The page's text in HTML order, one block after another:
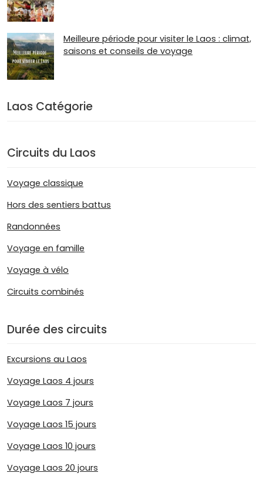
Meilleure période pour visiter le Laos : climat,
saisons et conseils de voyage
Laos Catégorie
Circuits du Laos
Voyage classique
Hors des sentiers battus
Randonnées
Voyage en famille
Voyage à vélo
Circuits combinés
Durée des circuits
Excursions au Laos
Voyage Laos 4 jours
Voyage Laos 7 jours
Voyage Laos 15 jours
Voyage Laos 10 jours
Voyage Laos 20 jours